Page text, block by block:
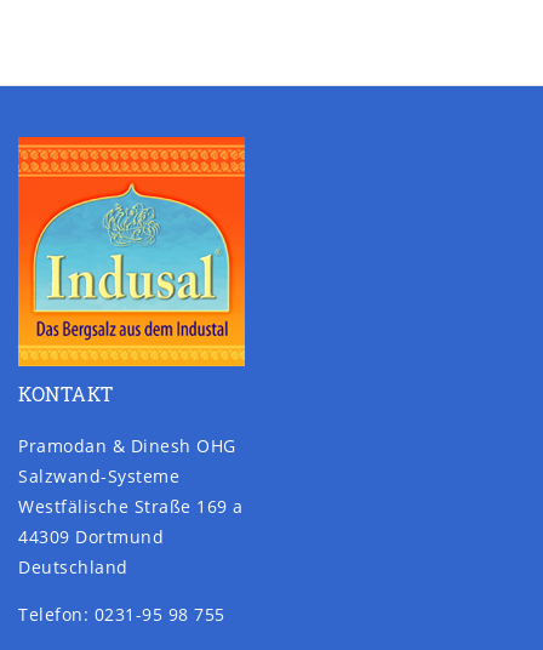
KONTAKT
Pramodan & Dinesh OHG
Salzwand-Systeme
Westfälische Straße 169 a
44309 Dortmund
Deutschland
Telefon: 0231-95 98 755